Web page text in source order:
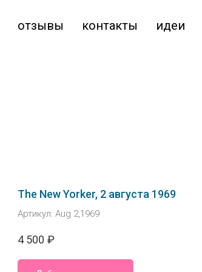
отзывы контакты идеи
The New Yorker, 2 августа 1969
Артикул: Aug 2,1969
4 500 ₽